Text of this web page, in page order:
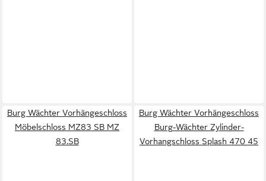
Burg Wächter Vorhängeschloss
Möbelschloss MZ83 SB MZ
83.SB
Burg Wächter Vorhängeschloss
Burg-Wächter Zylinder-
Vorhangschloss Splash 470 45